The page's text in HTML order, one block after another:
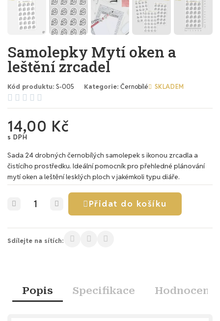
Samolepky Mytí oken a
leštění zrcadel
Kód produktu S-005 Kategorie Černobílé SKLADEM
    
14,00 Kč
s DPH
Sada 24 drobných černobílých samolepek s ikonou zrcadla a
čistícího prostředku. Ideální pomocník pro přehledné plánování
mytí oken a leštění lesklých ploch v jakémkoli typu diáře.
Přidat do košíku
Sdílejte na sítích:
Popis Specifikace Hodnocení